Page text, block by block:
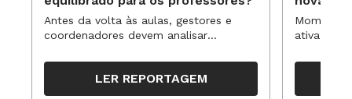
vivo. Tivemos1,2 milhão de visitas no ano
passado",diz Celinha Nascimento, formadora
Antes da volta às aulas, gestores e
coordenadores devem analisar
organizar ações para orientar o
trabalho pedagógico ao longo do
período
LER REPORTAGEM
ativa
propostas